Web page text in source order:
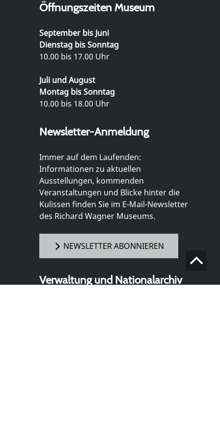
Öffnungszeiten Museum
September bis Juni
Dienstag bis Sonntag
10.00 bis 17.00 Uhr
Juli und August
Montag bis Sonntag
10.00 bis 18.00 Uhr
Newsletter-Anmeldung
Immer auf dem Laufenden:
Informationen zu aktuellen
Ausstellungen, kommenden
Veranstaltungen und Blicke hinter die
Kulissen finden Sie im E-Mail-Newsletter
des Richard Wagner Museums.
NEWSLETTER ABONNIEREN
Verwaltung und Nationalarchiv